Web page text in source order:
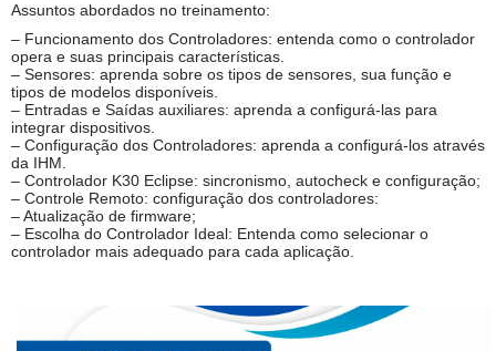
Assuntos abordados no treinamento:
– Funcionamento dos Controladores: entenda como o controlador
opera e suas principais características.
– Sensores: aprenda sobre os tipos de sensores, sua função e
tipos de modelos disponíveis.
– Entradas e Saídas auxiliares: aprenda a configurá-las para
integrar dispositivos.
– Configuração dos Controladores: aprenda a configurá-los através
da IHM.
– Controlador K30 Eclipse: sincronismo, autocheck e configuração;
– Controle Remoto: configuração dos controladores:
– Atualização de firmware;
– Escolha do Controlador Ideal: Entenda como selecionar o
controlador mais adequado para cada aplicação.